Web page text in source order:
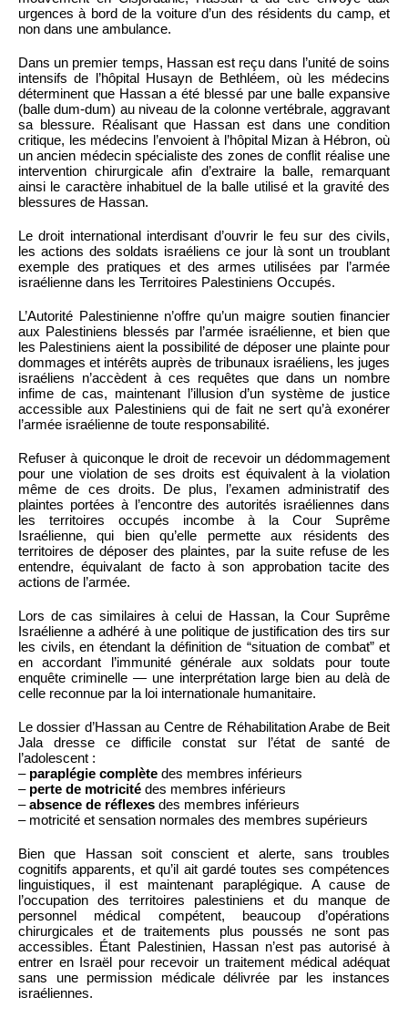
urgences à bord de la voiture d’un des résidents du camp, et
non dans une ambulance.
Dans un premier temps, Hassan est reçu dans l’unité de soins
intensifs de l’hôpital Husayn de Bethléem, où les médecins
déterminent que Hassan a été blessé par une balle expansive
(balle dum-dum) au niveau de la colonne vertébrale, aggravant
sa blessure. Réalisant que Hassan est dans une condition
critique, les médecins l’envoient à l’hôpital Mizan à Hébron, où
un ancien médecin spécialiste des zones de conflit réalise une
intervention chirurgicale afin d’extraire la balle, remarquant
ainsi le caractère inhabituel de la balle utilisé et la gravité des
blessures de Hassan.
Le droit international interdisant d’ouvrir le feu sur des civils,
les actions des soldats israéliens ce jour là sont un troublant
exemple des pratiques et des armes utilisées par l’armée
israélienne dans les Territoires Palestiniens Occupés.
L’Autorité Palestinienne n’offre qu’un maigre soutien financier
aux Palestiniens blessés par l’armée israélienne, et bien que
les Palestiniens aient la possibilité de déposer une plainte pour
dommages et intérêts auprès de tribunaux israéliens, les juges
israéliens n’accèdent à ces requêtes que dans un nombre
infime de cas, maintenant l’illusion d’un système de justice
accessible aux Palestiniens qui de fait ne sert qu’à exonérer
l’armée israélienne de toute responsabilité.
Refuser à quiconque le droit de recevoir un dédommagement
pour une violation de ses droits est équivalent à la violation
même de ces droits. De plus, l’examen administratif des
plaintes portées à l’encontre des autorités israéliennes dans
les territoires occupés incombe à la Cour Suprême
Israélienne, qui bien qu’elle permette aux résidents des
territoires de déposer des plaintes, par la suite refuse de les
entendre, équivalant de facto à son approbation tacite des
actions de l’armée.
Lors de cas similaires à celui de Hassan, la Cour Suprême
Israélienne a adhéré à une politique de justification des tirs sur
les civils, en étendant la définition de “situation de combat” et
en accordant l’immunité générale aux soldats pour toute
enquête criminelle — une interprétation large bien au delà de
celle reconnue par la loi internationale humanitaire.
Le dossier d’Hassan au Centre de Réhabilitation Arabe de Beit
Jala dresse ce difficile constat sur l’état de santé de
l’adolescent :
– paraplégie complète des membres inférieurs
– perte de motricité des membres inférieurs
–absence de réflexes des membres inférieurs
– motricité et sensation normales des membres supérieurs
Bien que Hassan soit conscient et alerte, sans troubles
cognitifs apparents, et qu’il ait gardé toutes ses compétences
linguistiques, il est maintenant paraplégique. A cause de
l’occupation des territoires palestiniens et du manque de
personnel médical compétent, beaucoup d’opérations
chirurgicales et de traitements plus poussés ne sont pas
accessibles. Étant Palestinien, Hassan n’est pas autorisé à
entrer en Israël pour recevoir un traitement médical adéquat
sans une permission médicale délivrée par les instances
israéliennes.